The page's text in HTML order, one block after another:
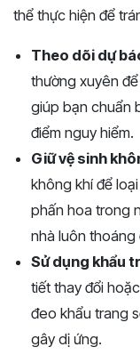
thể thực hiện để
Theo dõi dự
thường xuyên
giúp bạn chuẩn
điểm nguy hiểm.
Giữ vệ sinh
không khí để
phấn hoa trong
nhà luôn thoáng
Sử dụng khẩu
tiết thay đổi
đeo khẩu trang
gây dị ứng.